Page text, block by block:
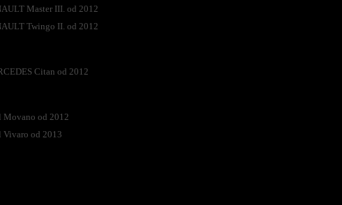
Master III. od 2012
Twingo II. od 2012
Citan od 2012
Movano od 2012
Vivaro od 2013